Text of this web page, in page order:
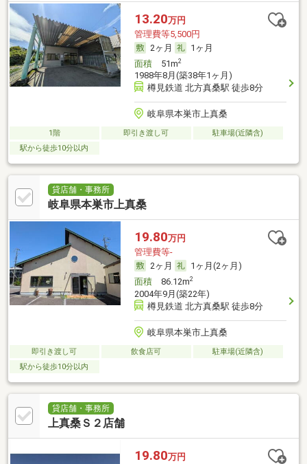
13.20万円
管理費等5,500円
2ヶ月
1ヶ月
面積51m2
1988年8月(築38年1ヶ月)
樽見鉄道 北方真桑駅 徒歩8分
岐阜県本巣市上真桑
1階 即引き渡し可
駐車場(近隣含)
駅から徒歩10分以内
貸店舗・事務所
岐阜県本巣市上真桑
19.80万円
管理費等-
2ヶ月
1ヶ月(2ヶ月)
面積86.12m2
2004年9月(築22年)
樽見鉄道 北方真桑駅 徒歩8分
岐阜県本巣市上真桑
即引き渡し可 飲食店可
駐車場(近隣含)
駅から徒歩10分以内
貸店舗・事務所
上真桑Ｓ２店舗
19.80万円